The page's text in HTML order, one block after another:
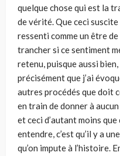
quelque chose qui est la
de vérité. Que ceci
ressenti comme un être
trancher si ce sentiment
retenu, puisque aussi
précisément que j’ai
autres procédés que doit
en train de donner à
et ceci d’autant moins
entendre, c’est qu’il y a
qu’on impute à l’histoire.